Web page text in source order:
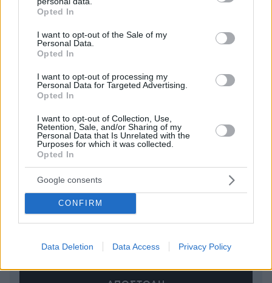
grant or deny consent to Google and its third-party tags to
use your data for below specified purposes in below Google
consent section.
Opted In
I want to opt-out of the Sale of my
Personal Data.
Opted In
I want to opt-out of processing my
Personal Data for Targeted Advertising.
Opted In
I want to opt-out of Collection, Use,
Retention, Sale, and/or Sharing of my
Personal Data that Is Unrelated with the
Purposes for which it was collected.
Opted In
Google consents
CONFIRM
Data Deletion Data Access Privacy Policy
EMAIL
Απομένουν2500χαρακτήρες